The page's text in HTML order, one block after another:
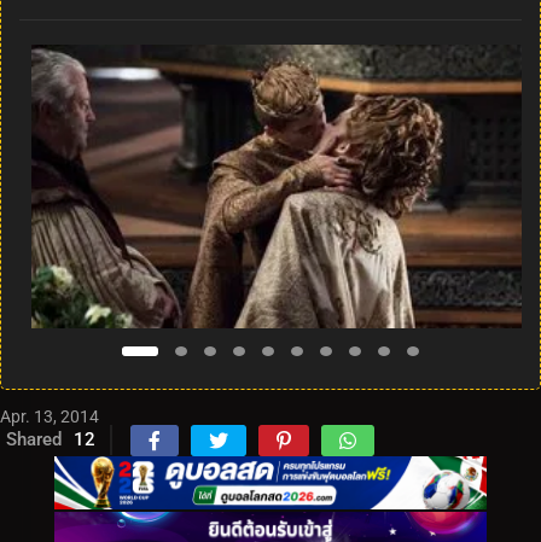
Apr. 13, 2014
Shared 12